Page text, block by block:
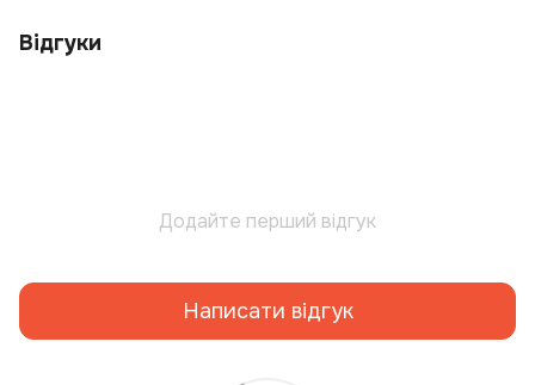
Відгуки
Додайте перший відгук
Написати відгук